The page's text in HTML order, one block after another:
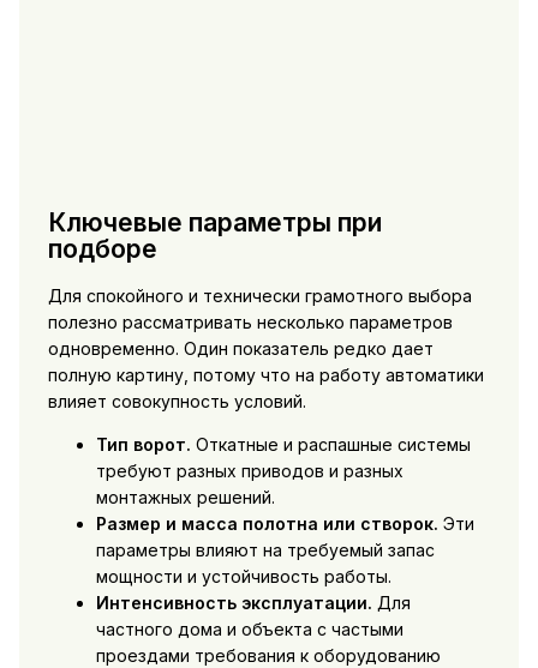
Ключевые параметры при
подборе
Для спокойного и технически грамотного выбора
полезно рассматривать несколько параметров
одновременно. Один показатель редко дает
полную картину, потому что на работу автоматики
влияет совокупность условий.
Тип ворот. Откатные и распашные системы
требуют разных приводов и разных
монтажных решений.
Размер и масса полотна или створок. Эти
параметры влияют на требуемый запас
мощности и устойчивость работы.
Интенсивность эксплуатации. Для
частного дома и объекта с частыми
проездами требования к оборудованию